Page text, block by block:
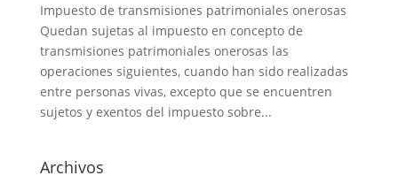
Impuesto de transmisiones patrimoniales onerosas
Quedan sujetas al impuesto en concepto de
transmisiones patrimoniales onerosas las
operaciones siguientes, cuando han sido realizadas
entre personas vivas, excepto que se encuentren
sujetos y exentos del impuesto sobre...
Archivos